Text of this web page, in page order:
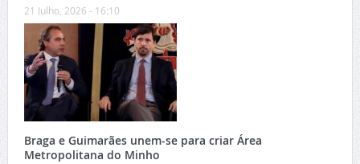
21 Julho, 2026 - 16:10
Braga e Guimarães unem-se para criar Área
Metropolitana do Minho